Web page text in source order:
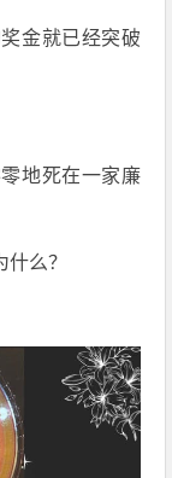
金就已经突破
地死在一家廉
么？